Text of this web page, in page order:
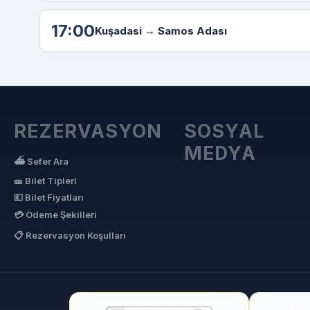
17:00Kuşadasi → Samos Adası
REZERVASYON
⛴ Sefer Ara
🎫 Bilet Tipleri
💶 Bilet Fiyatları
💳 Ödeme Şekilleri
📋 Rezervasyon Koşulları
SOSYAL
MEDYA